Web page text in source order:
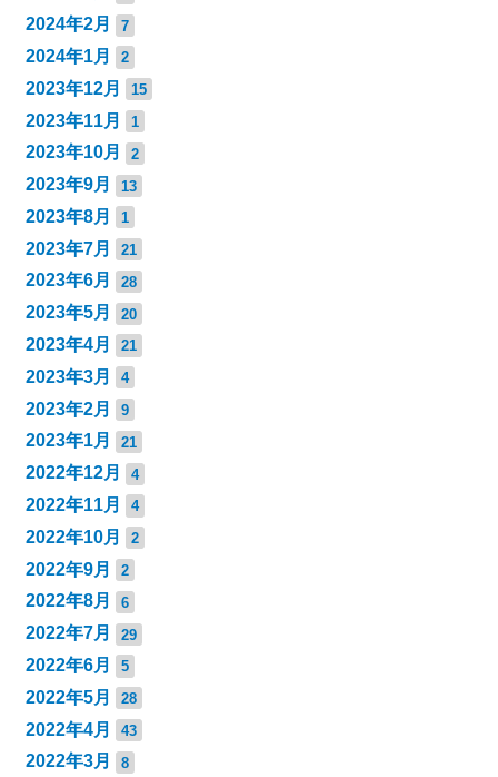
2024年2月 7
2024年1月 2
2023年12月 15
2023年11月 1
2023年10月 2
2023年9月 13
2023年8月 1
2023年7月 21
2023年6月 28
2023年5月 20
2023年4月 21
2023年3月 4
2023年2月 9
2023年1月 21
2022年12月 4
2022年11月 4
2022年10月 2
2022年9月 2
2022年8月 6
2022年7月 29
2022年6月 5
2022年5月 28
2022年4月 43
2022年3月 8